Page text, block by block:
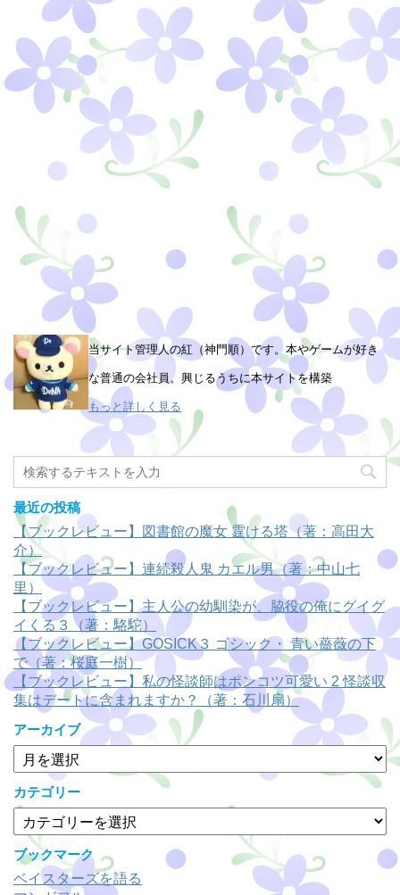
当サイト管理人の紅（神門順）です。本やゲームが好き
な普通の会社員。興じるうちに本サイトを構築
もっと詳しく見る
最近の投稿
【ブックレビュー】図書館の魔女 霆ける塔（著：高田大
介）
【ブックレビュー】連続殺人鬼 カエル男（著：中山七
里）
【ブックレビュー】主人公の幼馴染が、脇役の俺にグイグ
イくる３（著：駱駝）
【ブックレビュー】GOSICK３ ゴシック・ 青い薔薇の下
で（著：桜庭一樹）
【ブックレビュー】私の怪談師はポンコツ可愛い 2 怪談収
集はデートに含まれますか？（著：石川扇）
アーカイブ
ア
ー
カ
イ
ブ
カテゴリー
テ
ゴ
リ
ー
ブックマーク
ベイスターズを語る